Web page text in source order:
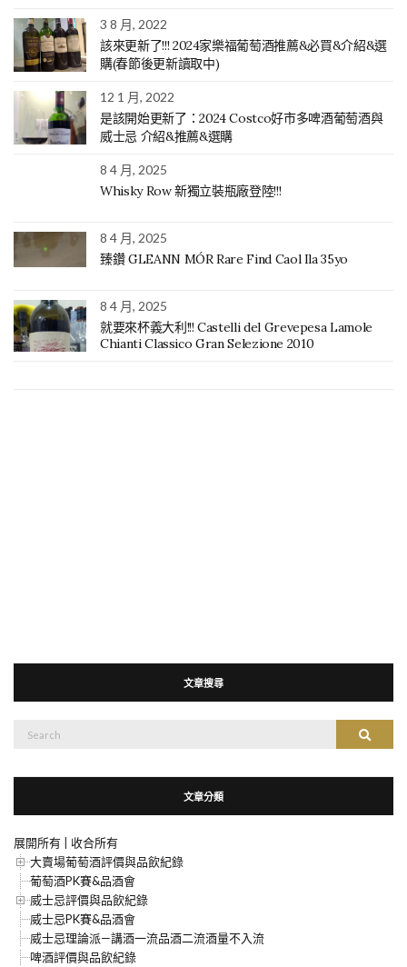
3 8 月, 2022
該來更新了!!! 2024家樂福葡萄酒推薦&必買&介紹&選
購(春節後更新讀取中)
12 1 月, 2022
是該開始更新了：2024 Costco好市多啤酒葡萄酒與
威士忌 介紹&推薦&選購
8 4 月, 2025
Whisky Row 新獨立裝瓶廠登陸!!!
8 4 月, 2025
臻鑽 GLEANN MÓR Rare Find Caol Ila 35yo
8 4 月, 2025
就要來杯義大利!!! Castelli del Grevepesa Lamole
Chianti Classico Gran Selezione 2010
文章搜尋
搜尋
文章分類
展開所有
收合所有
大賣場葡萄酒評價與品飲紀錄
葡萄酒PK賽&品酒會
威士忌評價與品飲紀錄
威士忌PK賽&品酒會
威士忌理論派—講酒一流品酒二流酒量不入流
啤酒評價與品飲紀錄